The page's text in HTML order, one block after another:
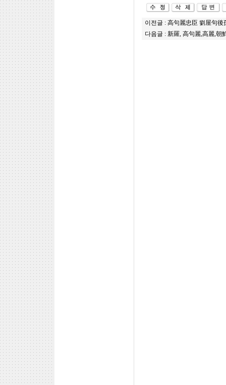
이전글 : 高句麗忠臣 劉屋句後
다음글 : 新羅, 高句麗,高麗,朝